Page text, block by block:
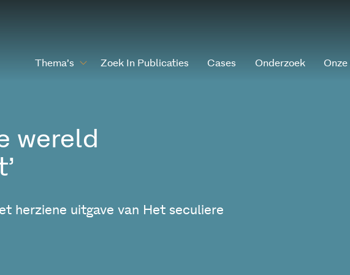
Thema’s Zoek In Publicaties Cases Onderzoek
wereld
herziene uitgave van Het seculiere